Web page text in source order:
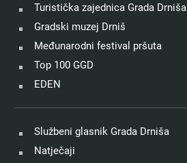
Turistička zajednica Grada Drniša
Gradski muzej Drniš
Međunarodni festival pršuta
Top 100 GGD
EDEN
Službeni glasnik Grada Drniša
Natječaji